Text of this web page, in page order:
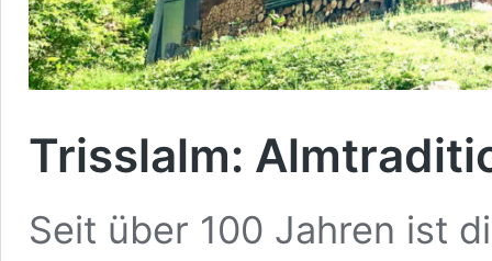
Trisslalm:
Seit über 100 Jahren ist